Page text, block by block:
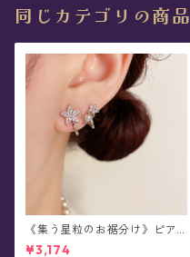
同じカテゴリの商品
《集う星粒のお裾分け》ピア
ス
¥3,174